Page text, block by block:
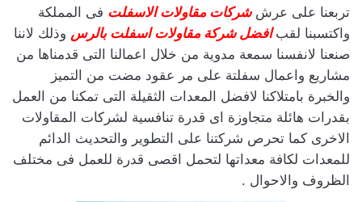
تربعنا على عرششركات مقاولات الاسفلت فى المملكة
واكتسبنا لقبافضل شركة مقاولات اسفلت بالرس وذلك لاننا
صنعنا لانفسنا سمعة مدوية من خلال اعمالنا التى قدمناها من
مشاريع واعمال سفلتة على مر عقود مضت من التميز
والخبرة بامتلاكنا لافضل المعدات الثقيلة التى تمكنا من العمل
بقدرات هائلة متجاوزة اى قدرة تنافسية لشركات المقاولات
الاخرى كما تحرص شركتنا على التطوير والتحديث الدائم
للمعدات لكافة معداتها لتحمل اقصى قدرة للعمل فى مختلف
الظروف والاحوال .